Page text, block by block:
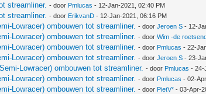
streamliner. - door Pmlucas - 12-Jan-2021, 02:40 PM
streamliner. - door ErikvanD - 12-Jan-2021, 06:16 PM
Lowracer) ombouwen tot streamliner. - doorJeroen S - 12-
Lowracer) ombouwen tot streamliner. - doorWim -de
Lowracer) ombouwen tot streamliner. - door Pmlucas - 22-
Lowracer) ombouwen tot streamliner. - doorJeroen S - 23-
Lowracer) ombouwen tot streamliner. - door Pmlucas - 24-
Lowracer) ombouwen tot streamliner. - door Pmlucas - 02-
Lowracer) ombouwen tot streamliner. - door PietV* - 03-Apr-